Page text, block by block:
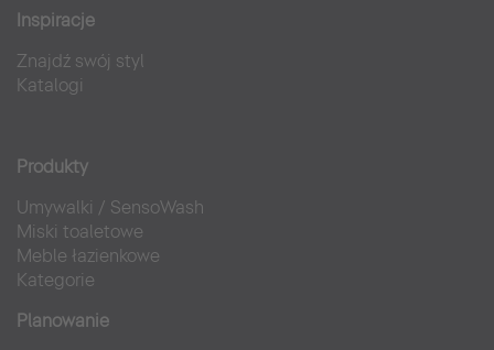
Inspiracje
Znajdź swój styl
Katalogi
Produkty
Umywalki / SensoWash
Miski toaletowe
Meble łazienkowe
Kategorie
Planowanie